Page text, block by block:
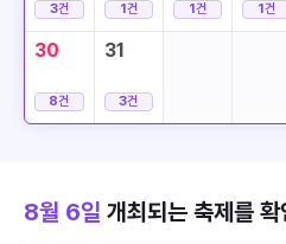
3건 1건 1건 1건
30
8건
31
3건
8월 6일 개최되는 축제를 확